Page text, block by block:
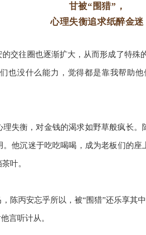
甘被“围猎”，
心理失衡追求纸醉金迷
交往圈也逐渐扩大，从而形成了特殊
也没什么能力，觉得都是靠我帮助
失衡，对金钱的渴求如野草般疯长
他沉迷于吃吃喝喝，成为老板们的
叶。
陈丙安忘乎所以，被“围猎”还乐享其
言听计从。